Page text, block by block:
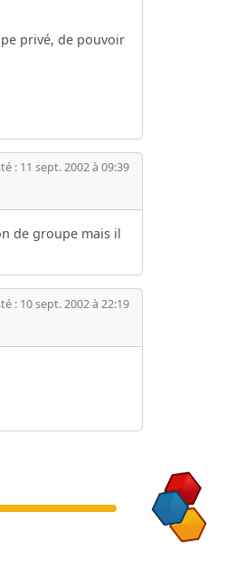
privé, de pouvoir
: 11 sept. 2002 à 09:39
de groupe mais il
: 10 sept. 2002 à 22:19